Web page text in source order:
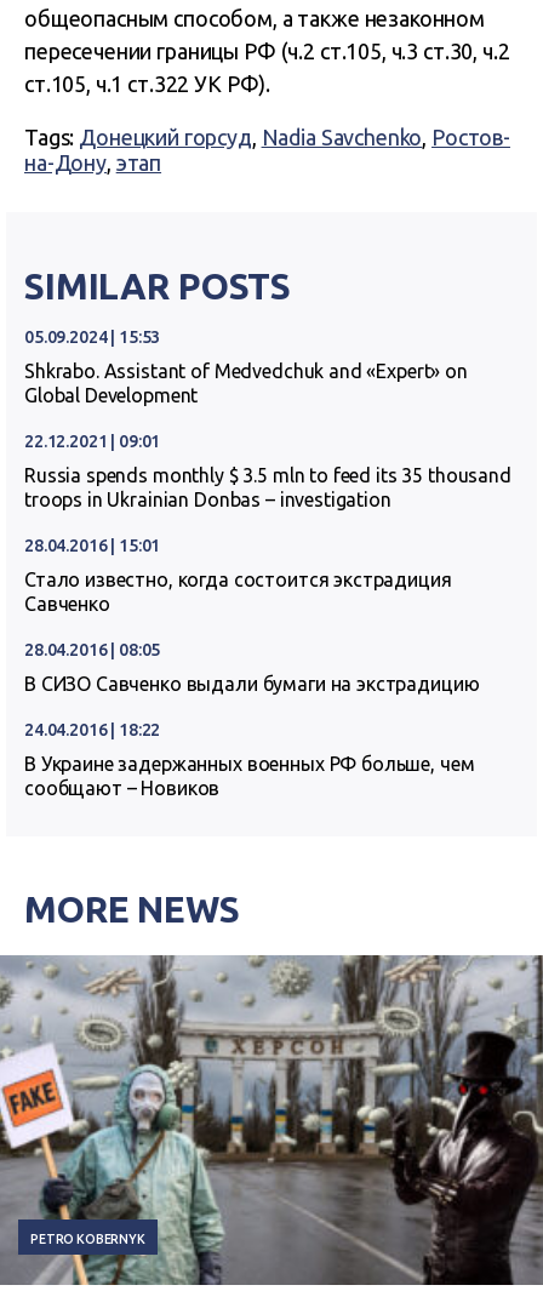
общеопасным способом, а также незаконном
пересечении границы РФ (ч.2 ст.105, ч.3 ст.30, ч.2
ст.105, ч.1 ст.322 УК РФ).
Tags: Донецкий горсуд, Nadia Savchenko, Ростов-
на-Дону, этап
SIMILAR POSTS
05.09.2024 | 15:53
Shkrabo. Assistant of Medvedchuk and «Expert» on
Global Development
22.12.2021 | 09:01
Russia spends monthly $ 3.5 mln to feed its 35 thousand
troops in Ukrainian Donbas – investigation
28.04.2016 | 15:01
Стало известно, когда состоится экстрадиция
Савченко
28.04.2016 | 08:05
В СИЗО Савченко выдали бумаги на экстрадицию
24.04.2016 | 18:22
В Украине задержанных военных РФ больше, чем
сообщают – Новиков
MORE NEWS
PETRO KOBERNYK